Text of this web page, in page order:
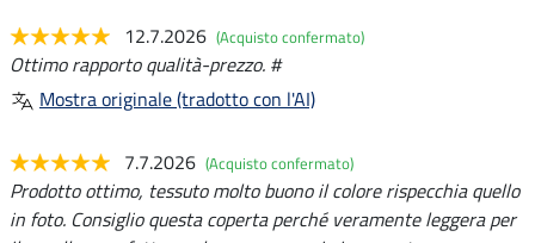
12.7.2026 (Acquisto confermato)
Ottimo rapporto qualità-prezzo. #
Mostra originale (tradotto con l'AI)
7.7.2026 (Acquisto confermato)
Prodotto ottimo, tessuto molto buono il colore rispecchia quello
in foto. Consiglio questa coperta perché veramente leggera per